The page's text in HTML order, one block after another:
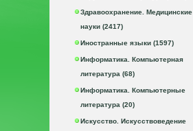
Здравоохранение. Медицинские
науки (2417)
Иностранные языки (1597)
Информатика. Компьютерная
литература (68)
Информатика. Компьютерные
литература (20)
Искусство. Искусствоведение